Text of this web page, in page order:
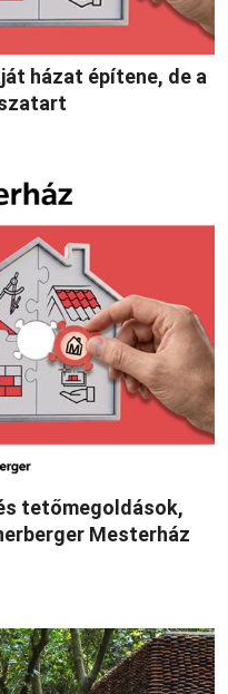
házat építene, de a
tetőmegoldások,
Mesterház